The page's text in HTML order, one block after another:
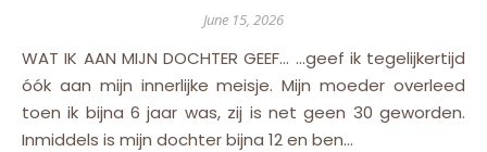
June 15, 2026
WAT IK AAN MIJN DOCHTER GEEF… …geef ik tegelijkertijd
óók aan mijn innerlijke meisje. Mijn moeder overleed
toen ik bijna 6 jaar was, zij is net geen 30 geworden.
Inmiddels is mijn dochter bijna 12 en ben…